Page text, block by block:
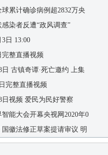
累计确诊病例超2832万央
染者反遭“政风调查”
3日 13:00
完整直播视频
日 古镇奇谭·死亡邀约 上集
完整直播视频
日视频 爱民为民好警察
能大会开幕央视网2020年0
徽法修正草案提请审议 明